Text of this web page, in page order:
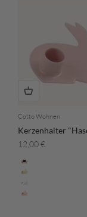
Cotto Wohnen
Kerzenhalter
Angebot
12,00 €
Farbe
Rosa
Vanille
Aprikot